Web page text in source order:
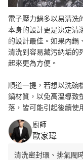
電子壓力鍋多以易清洗
本身的設計更是決定清
的設計最佳。 如果內鍋
清洗到容易藏污納垢的
起來更為方便。
順道一提，若想以洗碗
鍋材質，以免高溫導致
落，皆可能引起後續使
廚師
歐家瑋
清洗密封環、排氣閥